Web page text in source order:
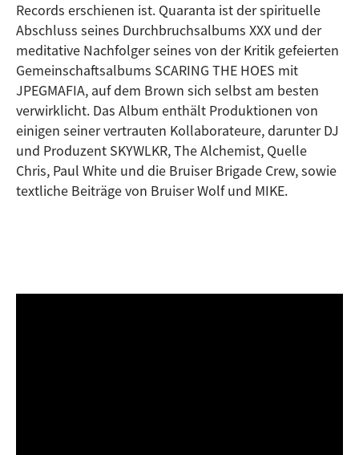
Records erschienen ist. Quaranta ist der spirituelle
Abschluss seines Durchbruchsalbums XXX und der
meditative Nachfolger seines von der Kritik gefeierten
Gemeinschaftsalbums SCARING THE HOES mit
JPEGMAFIA, auf dem Brown sich selbst am besten
verwirklicht. Das Album enthält Produktionen von
einigen seiner vertrauten Kollaborateure, darunter DJ
und Produzent SKYWLKR, The Alchemist, Quelle
Chris, Paul White und die Bruiser Brigade Crew, sowie
textliche Beiträge von Bruiser Wolf und MIKE.